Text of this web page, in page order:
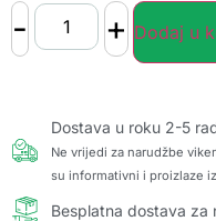
- + Dodaj u
Dostava u roku 2-5
Ne vrijedi za narudžbe
su informativni i proizlaze
Besplatna dostava za